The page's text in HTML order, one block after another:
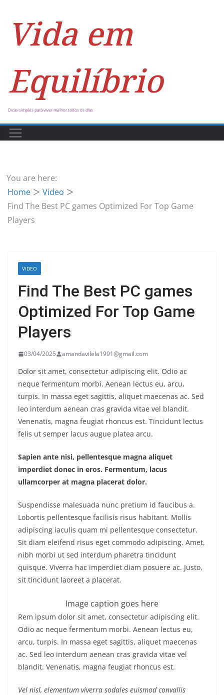
Vida em
Equilíbrio
Dicas simples para viver melhor todos os dias
You are here:
Home
Video
Find The Best PC games Optimized For Top Game
Players
VIDEO
Find The Best PC games
Optimized For Top Game
Players
03/04/2025 amandavilela1991@gmail.com
Dolor sit amet, consectetur adipiscing elit. Odio ac
neque fermentum morbi. Aenean lectus eu, arcu,
turpis. In massa eget sagittis, aliquet maecenas ac. Sed
leo interdum aenean cras gravida vitae vel blandit.
Venenatis, magna feugiat rhoncus est. Tincidunt lectus
felis ut semper lacus augue platea arcu.
Sapien ante nisi, pellentesque magna aliquet
imperdiet donec in eros. Fermentum, lacus
ullamcorper at magna placerat dolor.
Suspendisse malesuada nunc pretium id faucibus a.
Lobortis pellentesque facilisis risus habitant. Mollis
adipiscing iaculis quam mi pellentesque consectetur.
Sit diam eleifend risus eget commodo adipiscing. Amet,
nibh morbi ut sed interdum pharetra tincidunt
quisque. Viverra hac imperdiet diam posuere ac. Justo,
sit tincidunt laoreet a placerat.
Image caption goes here
Rem ipsum dolor sit amet, consectetur adipiscing elit.
Odio ac neque fermentum morbi. Aenean lectus eu,
arcu, turpis. In massa eget sagittis, aliquet maecenas
ac. Sed leo interdum aenean cras gravida vitae vel
blandit. Venenatis, magna feugiat rhoncus est.
Vel nisl, elementum viverra sodales euismod convallis